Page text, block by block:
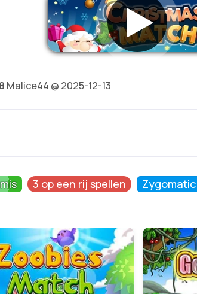
Malice44 @ 2025-12-13
3 op een rij spellen Zygomatic